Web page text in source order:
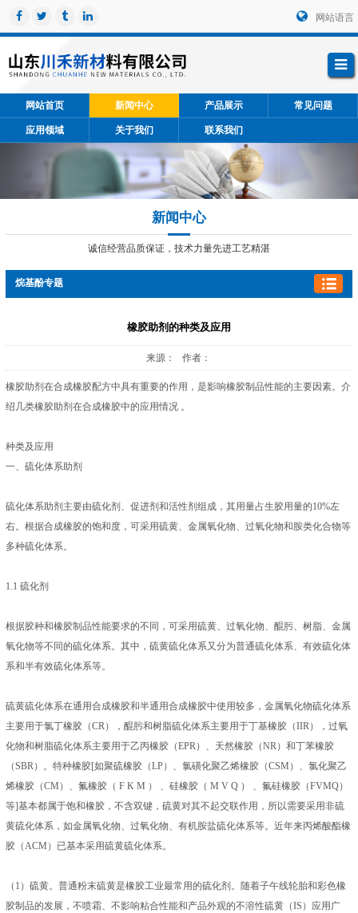
网站语言
网站首页 新闻中心 产品展示 常见问题
应用领域 关于我们 联系我们
新闻中心
诚信经营品质保证，技术力量先进工艺精湛
烷基酚专题
橡胶助剂的种类及应用
来源： 作者：
橡胶助剂在合成橡胶配方中具有重要的作用，是影响橡胶制品性能的主要因素。介
绍几类橡胶助剂在合成橡胶中的应用情况 。
种类及应用
一、硫化体系助剂
硫化体系助剂主要由硫化剂、促进剂和活性剂组成，其用量占生胶用量的10%左
右。根据合成橡胶的饱和度，可采用硫黄、金属氧化物、过氧化物和胺类化合物等
多种硫化体系。
1.1 硫化剂
根据胶种和橡胶制品性能要求的不同，可采用硫黄、过氧化物、醌肟、树脂、金属
氧化物等不同的硫化体系。其中，硫黄硫化体系又分为普通硫化体系、有效硫化体
系和半有效硫化体系等。
硫黄硫化体系在通用合成橡胶和半通用合成橡胶中使用较多，金属氧化物硫化体系
主要用于氯丁橡胶（CR），醌肟和树脂硫化体系主要用于丁基橡胶（IIR），过氧
化物和树脂硫化体系主要用于乙丙橡胶（EPR）、天然橡胶（NR）和丁苯橡胶
（SBR）。特种橡胶[如聚硫橡胶（LP）、氯磺化聚乙烯橡胶（CSM）、氯化聚乙
烯橡胶（CM）、氟橡胶（ F K M ） 、硅橡胶（ M V Q ） 、氟硅橡胶（FVMQ）
等]基本都属于饱和橡胶，不含双键，硫黄对其不起交联作用，所以需要采用非硫
黄硫化体系，如金属氧化物、过氧化物、有机胺盐硫化体系等。近年来丙烯酸酯橡
胶（ACM）已基本采用硫黄硫化体系。
（1）硫黄。普通粉末硫黄是橡胶工业最常用的硫化剂。随着子午线轮胎和彩色橡
胶制品的发展，不喷霜、不影响粘合性能和产品外观的不溶性硫黄（IS）应用广